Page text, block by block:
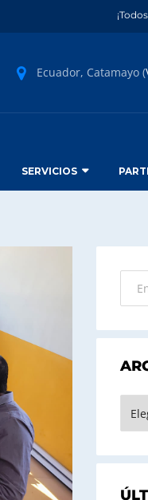
Ecuador, Catamayo (
SERVICIOS